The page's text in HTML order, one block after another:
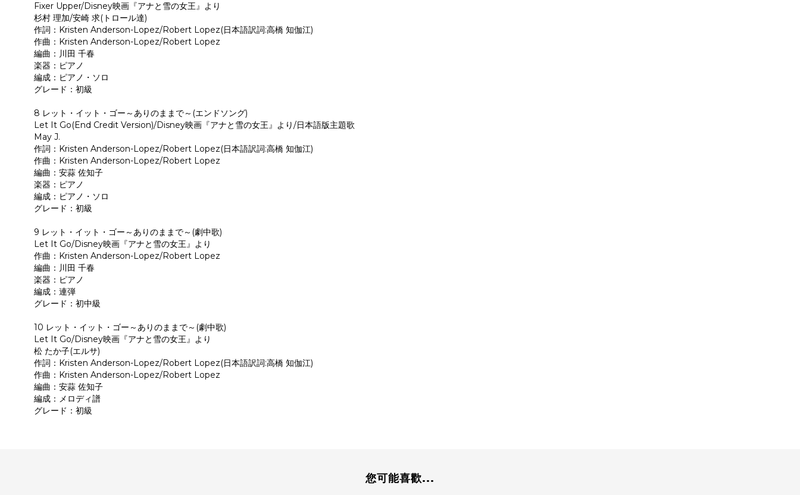
Fixer Upper/Disney映画『アナと雪の女王』より
杉村 理加/安崎 求(トロール達)
作詞：Kristen Anderson-Lopez/Robert Lopez(日本語訳詞:高橋 知伽江)
作曲：Kristen Anderson-Lopez/Robert Lopez
編曲：川田 千春
楽器：ピアノ
編成：ピアノ・ソロ
グレード：初級
8 レット・イット・ゴー～ありのままで～(エンドソング)
Let It Go(End Credit Version)/Disney映画『アナと雪の女王』より/日本語版主題歌
May J.
作詞：Kristen Anderson-Lopez/Robert Lopez(日本語訳詞:高橋 知伽江)
作曲：Kristen Anderson-Lopez/Robert Lopez
編曲：安蒜 佐知子
楽器：ピアノ
編成：ピアノ・ソロ
グレード：初級
9 レット・イット・ゴー～ありのままで～(劇中歌)
Let It Go/Disney映画『アナと雪の女王』より
作曲：Kristen Anderson-Lopez/Robert Lopez
編曲：川田 千春
楽器：ピアノ
編成：連弾
グレード：初中級
10 レット・イット・ゴー～ありのままで～(劇中歌)
Let It Go/Disney映画『アナと雪の女王』より
松 たか子(エルサ)
作詞：Kristen Anderson-Lopez/Robert Lopez(日本語訳詞:高橋 知伽江)
作曲：Kristen Anderson-Lopez/Robert Lopez
編曲：安蒜 佐知子
編成：メロディ譜
グレード：初級
您可能喜歡...